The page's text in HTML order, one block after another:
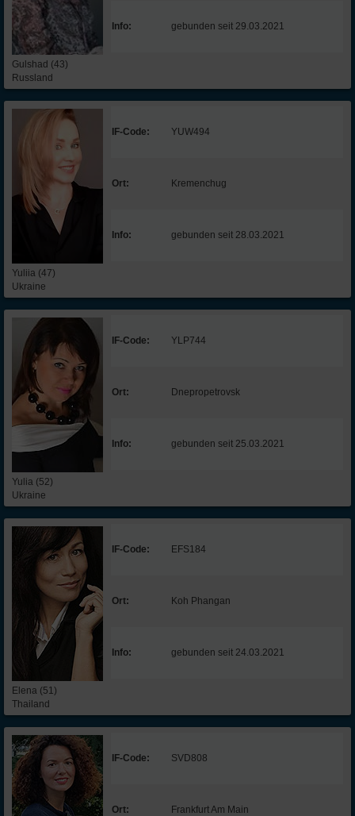
Gulshad (43)
Russland
Info: gebunden seit 29.03.2021
Yuliia (47)
Ukraine
IF-Code: YUW494
Ort: Kremenchug
Info: gebunden seit 28.03.2021
Yulia (52)
Ukraine
IF-Code: YLP744
Ort: Dnepropetrovsk
Info: gebunden seit 25.03.2021
Elena (51)
Thailand
IF-Code: EFS184
Ort: Koh Phangan
Info: gebunden seit 24.03.2021
IF-Code: SVD808
Ort: Frankfurt Am Main